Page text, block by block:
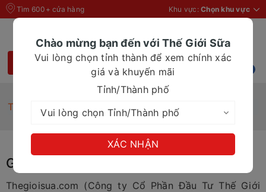
Tìm 600+ cửa hàng Khu vực: Chọn khu vực
Trang chủ Giới thiệu Thế Giới Sữa
GIỚI THIỆU THẾ GIỚI SỮA
Thegioisua.com (Công ty Cổ Phần Đầu Tư Thế Giới
Chào mừng bạn đến với Thế Giới Sữa
Vui lòng chọn tỉnh thành để xem chính xác
giá và khuyến mãi
Tỉnh/Thành phố
XÁC NHẬN